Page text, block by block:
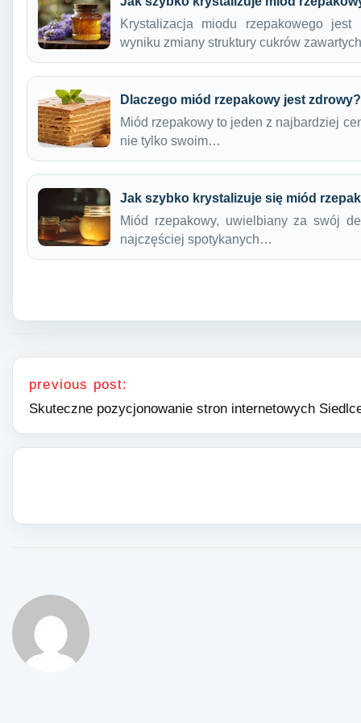
Krystalizacja miodu rzepakowego
wyniku zmiany struktury cukrów
Dlaczego miód rzepakowy jest zdrowy?
Miód rzepakowy to jeden z najbardziej
nie tylko swoim…
Jak szybko krystalizuje się miód
Miód rzepakowy, uwielbiany za swój
najczęściej spotykanych…
Nawigacja wpisu
previous post:
Skuteczne pozycjonowanie stron internetowych